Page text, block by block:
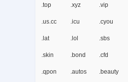
.top .xyz .vip
.us.cc .icu .cyou
.lat .lol .sbs
.skin .bond .cfd
.qpon .autos .beauty